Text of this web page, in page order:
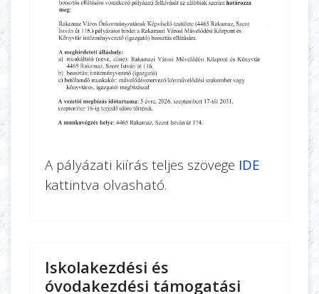
A pályázati kiírás teljes szövege IDE
kattintva olvasható.
Iskolakezdési és
óvodakezdési támogatási